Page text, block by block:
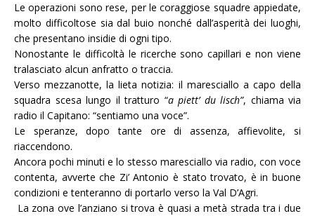
Le operazioni sono rese, per le coraggiose squadre appiedate,
molto difficoltose sia dal buio nonché dall’asperità dei luoghi,
che presentano insidie di ogni tipo.
Nonostante le difficoltà le ricerche sono capillari e non viene
tralasciato alcun anfratto o traccia.
Verso mezzanotte, la lieta notizia: il maresciallo a capo della
squadra scesa lungo il tratturo “a piett’ du lisch”, chiama via
radio il Capitano: “sentiamo una voce”.
Le speranze, dopo tante ore di assenza, affievolite, si
riaccendono.
Ancora pochi minuti e lo stesso maresciallo via radio, con voce
contenta, avverte che Zi’ Antonio è stato trovato, è in buone
condizioni e tenteranno di portarlo verso la Val D’Agri.
La zona ove l’anziano si trova è quasi a metà strada tra i due